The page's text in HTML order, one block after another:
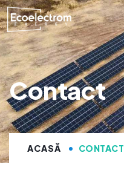
Contact
ACASĂ CONTACT